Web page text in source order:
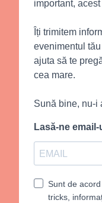
important,
Îți trimitem
evenimentul
ajuta să te
cea mare.
Sună bine, nu-i
Lasă-ne email-
Sunt de
tricks,